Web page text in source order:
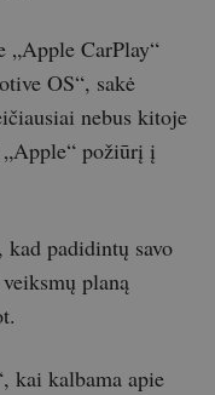
„Apple CarPlay“
OS“, sakė
nebus kitoje
požiūrį į
kad padidintų savo
planą
kai kalbama apie